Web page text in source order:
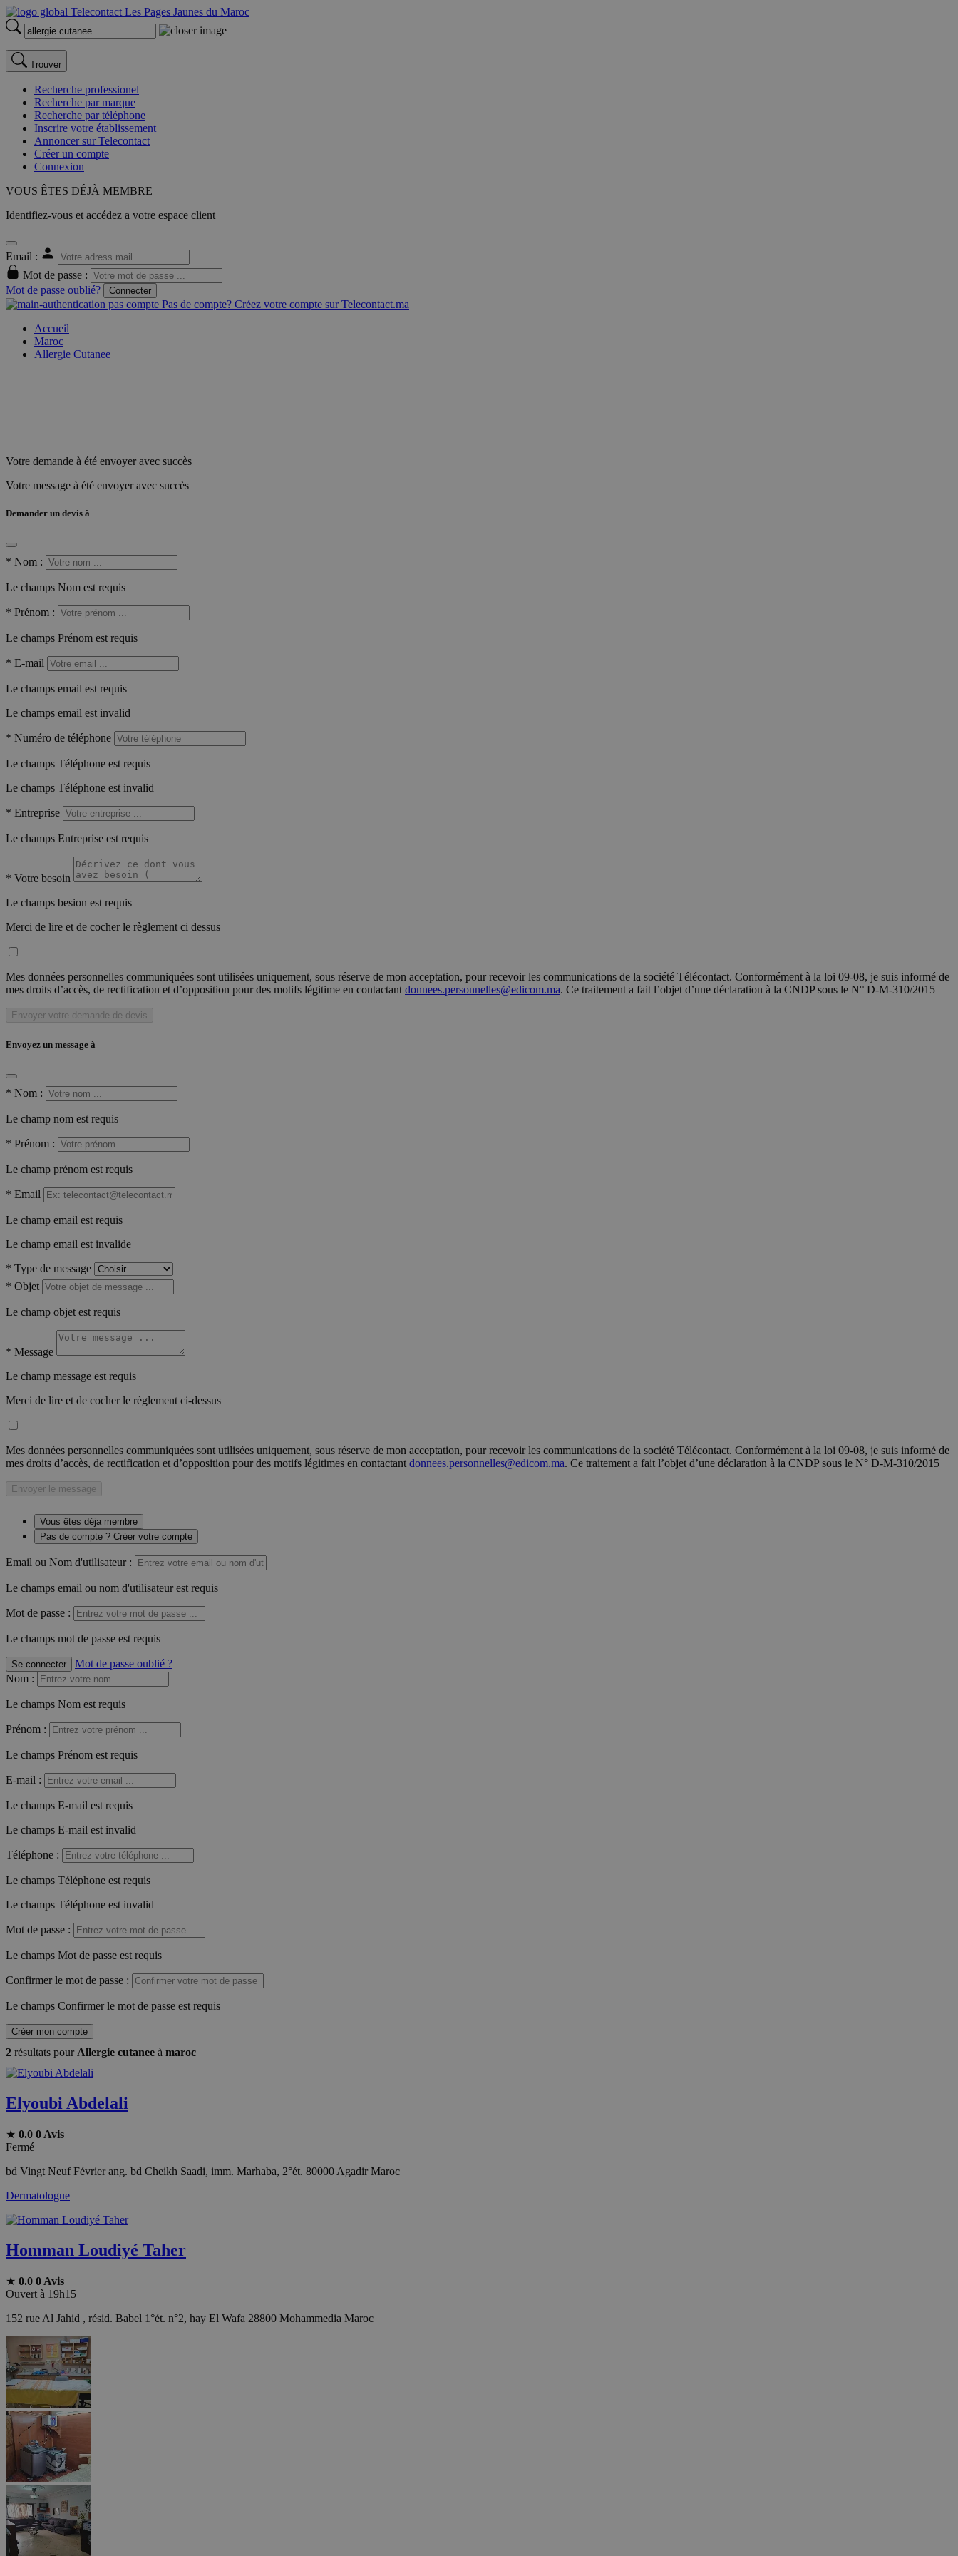
Trouver
Recherche professionel
Recherche par marque
Recherche par téléphone
Inscrire votre établissement
Annoncer sur Telecontact
Créer un compte
Connexion
VOUS ÊTES DÉJÀ MEMBRE
Identifiez-vous et accédez a votre espace client
Email :
Mot de passe :
Mot de passe oublié?
Connecter
Pas de compte? Créez votre compte sur Telecontact.ma
Accueil
Maroc
Allergie Cutanee
Votre demande à été envoyer avec succès
Votre message à été envoyer avec succès
Demander un devis à
* Nom :
Le champs Nom est requis
* Prénom :
Le champs Prénom est requis
* E-mail
Le champs email est requis
Le champs email est invalid
* Numéro de téléphone
Le champs Téléphone est requis
Le champs Téléphone est invalid
* Entreprise
Le champs Entreprise est requis
* Votre besoin
Le champs besion est requis
Merci de lire et de cocher le règlement ci dessus
Mes données personnelles communiquées sont utilisées uniquement, sous réserve de mon acceptation, pour recevoir les communications de la société Télécontact. Conformément à la loi 09-08, je suis informé de
mes droits d’accès, de rectification et d’opposition pour des motifs légitime en contactant donnees.personnelles@edicom.ma. Ce traitement a fait l’objet d’une déclaration à la CNDP sous le N° D-M-310/2015
Envoyer votre demande de devis
Envoyez un message à
* Nom :
Le champ nom est requis
* Prénom :
Le champ prénom est requis
* Email
Le champ email est requis
Le champ email est invalide
* Type de message
* Objet
Le champ objet est requis
* Message
Le champ message est requis
Merci de lire et de cocher le règlement ci-dessus
Mes données personnelles communiquées sont utilisées uniquement, sous réserve de mon acceptation, pour recevoir les communications de la société Télécontact. Conformément à la loi 09-08, je suis informé de
mes droits d’accès, de rectification et d’opposition pour des motifs légitimes en contactant donnees.personnelles@edicom.ma. Ce traitement a fait l’objet d’une déclaration à la CNDP sous le N° D-M-310/2015
Envoyer le message
Vous êtes déja membre
Pas de compte ? Créer votre compte
Email ou Nom d'utilisateur :
Le champs email ou nom d'utilisateur est requis
Mot de passe :
Le champs mot de passe est requis
Se connecter
Mot de passe oublié ?
Nom :
Le champs Nom est requis
Prénom :
Le champs Prénom est requis
E-mail :
Le champs E-mail est requis
Le champs E-mail est invalid
Téléphone :
Le champs Téléphone est requis
Le champs Téléphone est invalid
Mot de passe :
Le champs Mot de passe est requis
Confirmer le mot de passe :
Le champs Confirmer le mot de passe est requis
Créer mon compte
2 résultats pour Allergie cutanee à maroc
Elyoubi Abdelali
★ 0.0 0 Avis
Fermé
bd Vingt Neuf Février ang. bd Cheikh Saadi, imm. Marhaba, 2°ét. 80000 Agadir Maroc
Dermatologue
Homman Loudiyé Taher
★ 0.0 0 Avis
Ouvert à 19h15
152 rue Al Jahid , résid. Babel 1°ét. n°2, hay El Wafa 28800 Mohammedia Maroc